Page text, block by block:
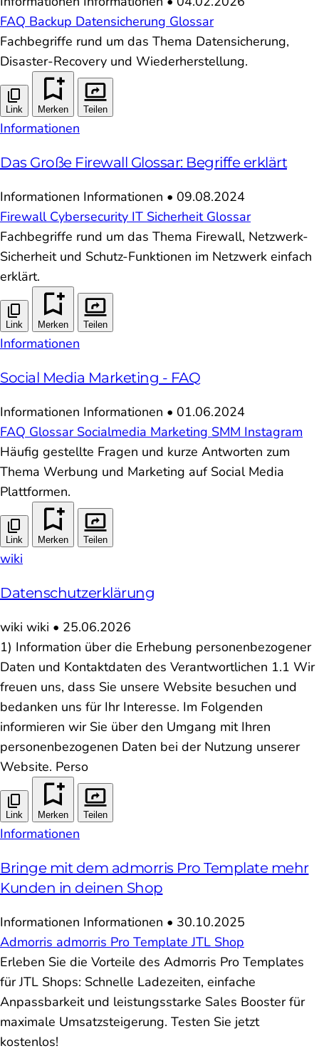
FAQ Backup Datensicherung Glossar
Fachbegriffe rund um das Thema Datensicherung,
Disaster-Recovery und Wiederherstellung.
Link Merken Teilen
Informationen
Das Große Firewall Glossar: Begriffe erklärt
Informationen Informationen • 09.08.2024
Firewall Cybersecurity IT Sicherheit Glossar
Fachbegriffe rund um das Thema Firewall, Netzwerk-
Sicherheit und Schutz-Funktionen im Netzwerk einfach
erklärt.
Link Merken Teilen
Informationen
Social Media Marketing - FAQ
Informationen Informationen • 01.06.2024
FAQ Glossar Socialmedia Marketing SMM Instagram
Häufig gestellte Fragen und kurze Antworten zum
Thema Werbung und Marketing auf Social Media
Plattformen.
Link Merken Teilen
wiki
Datenschutzerklärung
wiki wiki • 25.06.2026
1) Information über die Erhebung personenbezogener
Daten und Kontaktdaten des Verantwortlichen 1.1 Wir
freuen uns, dass Sie unsere Website besuchen und
bedanken uns für Ihr Interesse. Im Folgenden
informieren wir Sie über den Umgang mit Ihren
personenbezogenen Daten bei der Nutzung unserer
Website. Perso
Link Merken Teilen
Informationen
Bringe mit dem admorris Pro Template mehr
Kunden in deinen Shop
Informationen Informationen • 30.10.2025
Admorris admorris Pro TemplateJTL Shop
Erleben Sie die Vorteile des Admorris Pro Templates
für JTL Shops: Schnelle Ladezeiten, einfache
Anpassbarkeit und leistungsstarke Sales Booster für
maximale Umsatzsteigerung. Testen Sie jetzt
kostenlos!